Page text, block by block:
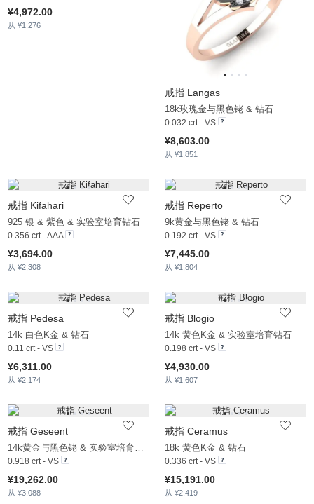
¥4,972.00
从 ¥1,276
戒指 Langas
18k玫瑰金与黑色铑 & 钻石
0.032 crt - VS
¥8,603.00
从 ¥1,851
戒指 Kifahari
925 银 & 紫色 & 实验室培育钻石
0.356 crt - AAA
¥3,694.00
从 ¥2,308
戒指 Reperto
9k黄金与黑色铑 & 钻石
0.192 crt - VS
¥7,445.00
从 ¥1,804
戒指 Pedesa
14k 白色K金 & 钻石
0.11 crt - VS
¥6,311.00
从 ¥2,174
戒指 Blogio
14k 黄色K金 & 实验室培育钻石
0.198 crt - VS
¥4,930.00
从 ¥1,607
戒指 Geseent
14k黄金与黑色铑 & 实验室培育钻石
0.918 crt - VS
¥19,262.00
从 ¥3,088
戒指 Ceramus
18k 黄色K金 & 钻石
0.336 crt - VS
¥15,191.00
从 ¥2,419